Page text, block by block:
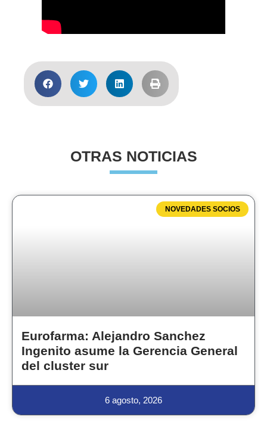
OTRAS NOTICIAS
NOVEDADES SOCIOS
Eurofarma: Alejandro Sanchez
Ingenito asume la Gerencia General
del cluster sur
6 agosto, 2026